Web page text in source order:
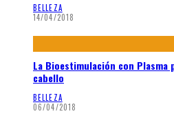
BELLEZA
14/04/2018
La Bioestimulación con Plasma
cabello
BELLEZA
06/04/2018